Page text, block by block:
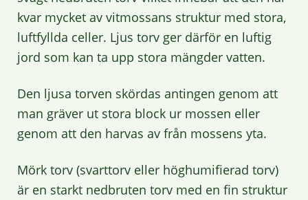
kvar mycket av vitmossans struktur med stora,
luftfyllda celler. Ljus torv ger därför en luftig
jord som kan ta upp stora mängder vatten.
Den ljusa torven skördas antingen genom att
man gräver ut stora block ur mossen eller
genom att den harvas av från mossens yta.
Mörk torv (svarttorv eller höghumifierad torv)
är en starkt nedbruten torv med en fin struktur